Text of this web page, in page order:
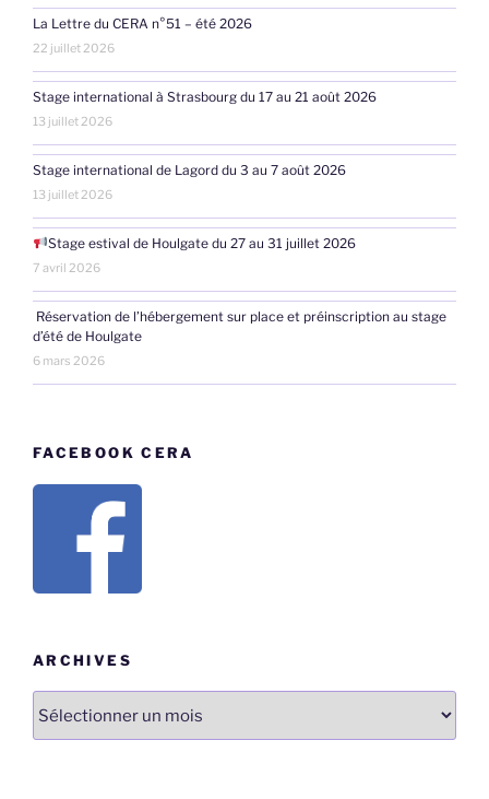
La Lettre du CERA n°51 – été 2026
22 juillet 2026
Stage international à Strasbourg du 17 au 21 août 2026
13 juillet 2026
Stage international de Lagord du 3 au 7 août 2026
13 juillet 2026
Stage estival de Houlgate du 27 au 31 juillet 2026
7 avril 2026
Réservation de l’hébergement sur place et préinscription au stage
d’été de Houlgate
6 mars 2026
FACEBOOK CERA
ARCHIVES